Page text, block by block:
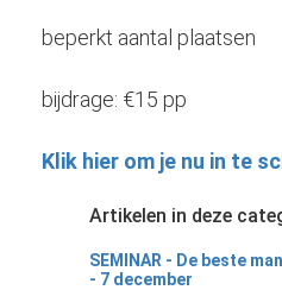
beperkt aantal plaatsen
bijdrage: €15 pp
Klik hier om je nu in te
Artikelen in deze
SEMINAR - De beste
- 7 december